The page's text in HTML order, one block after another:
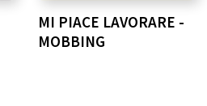
MI PIACE LAVORARE -
MOBBING